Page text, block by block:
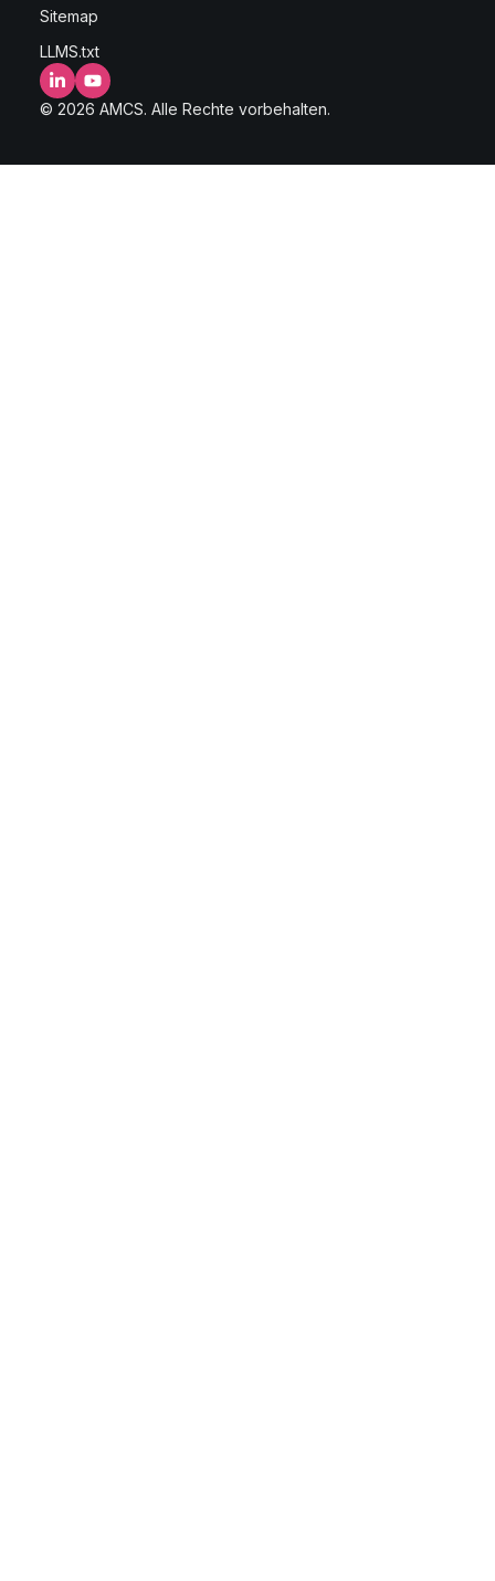
Sitemap
LLMS.txt
LinkedInYouTube
© 2026 AMCS. Alle Rechte vorbehalten.